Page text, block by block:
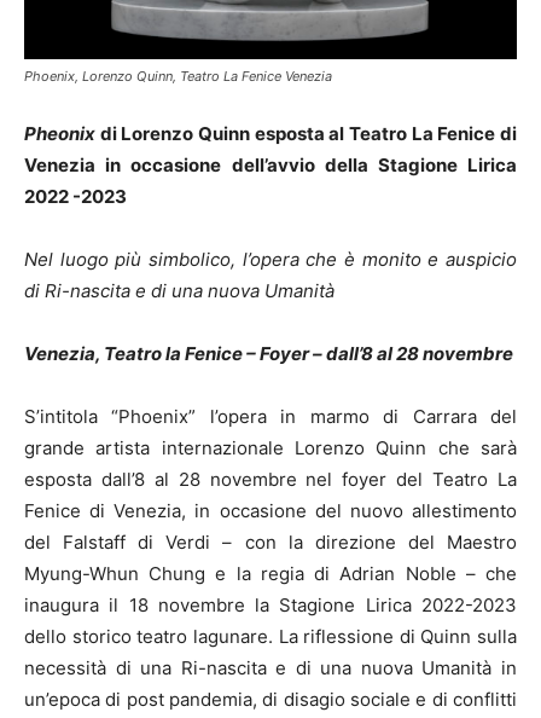
Phoenix, Lorenzo Quinn, Teatro La Fenice Venezia
Pheonix di Lorenzo Quinn esposta al Teatro La Fenice di
Venezia in occasione dell’avvio della Stagione Lirica
2022 -2023
Nel luogo più simbolico, l’opera che è monito e auspicio
di Ri-nascita e di una nuova Umanità
Venezia, Teatro la Fenice – Foyer –dall’8 al 28 novembre
S’intitola “Phoenix” l’opera in marmo di Carrara del
grande artista internazionale Lorenzo Quinn che sarà
esposta dall’8 al 28 novembre nel foyer del Teatro La
Fenice di Venezia, in occasione del nuovo allestimento
del Falstaff di Verdi – con la direzione del Maestro
Myung-Whun Chung e la regia di Adrian Noble – che
inaugura il 18 novembre la Stagione Lirica 2022-2023
dello storico teatro lagunare. La riflessione di Quinn sulla
necessità di una Ri-nascita e di una nuova Umanità in
un’epoca di post pandemia, di disagio sociale e di conflitti